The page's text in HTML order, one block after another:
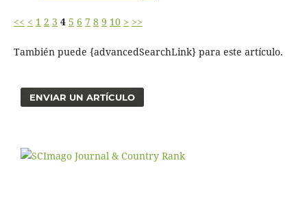
<< < 1 2 3 4 5 6 7 8 9 10 > >>
También puede {advancedSearchLink} para este artículo.
ENVIAR UN ARTÍCULO